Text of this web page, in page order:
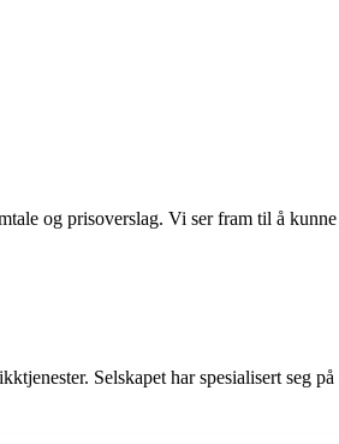
og prisoverslag. Vi ser fram til å
Selskapet har spesialisert seg